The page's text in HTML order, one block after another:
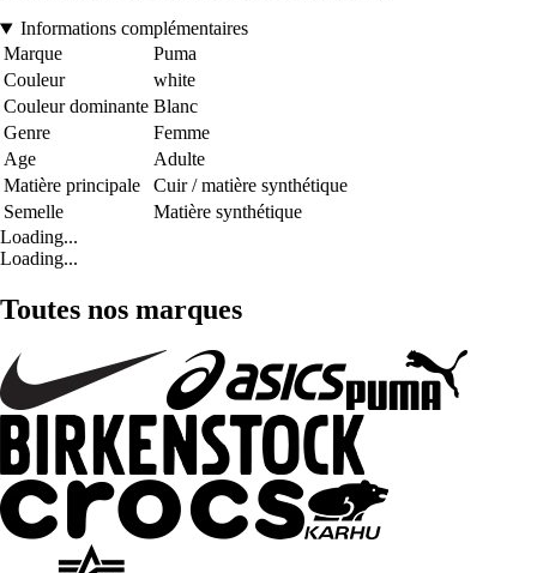
Informations complémentaires
Marque
Puma
Couleur
white
Couleur dominante Blanc
Genre
Femme
Age
Adulte
Matière principale
Cuir / matière synthétique
Semelle
Matière synthétique
Loading...
Loading...
Toutes nos marques